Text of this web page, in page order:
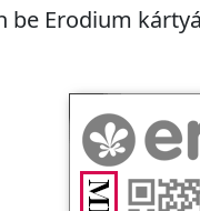
be Erodium